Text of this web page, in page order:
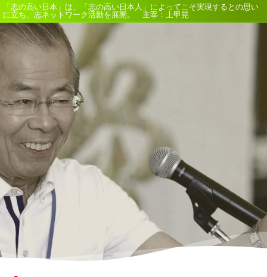
「志の高い日本」は、「志の高い日本人」によってこそ実現するとの思い
に立ち、志ネットワーク活動を展開。 主宰：上甲晃